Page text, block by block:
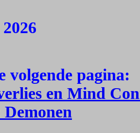
volgende pagina:
en Mind